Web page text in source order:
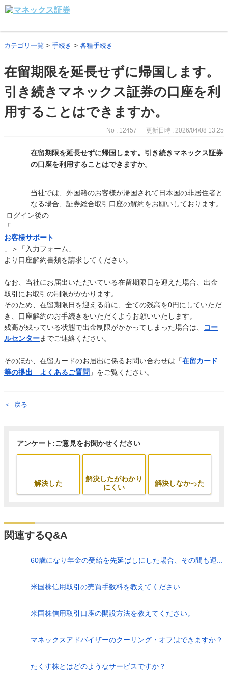
カテゴリ一覧 > 手続き > 各種手続き
在留期限を延長せずに帰国します。
引き続きマネックス証券の口座を利
用することはできますか。
No : 12457 更新日時 : 2026/04/08 13:25
在留期限を延長せずに帰国します。引き続きマネックス証券
の口座を利用することはできますか。
当社では、外国籍のお客様が帰国されて日本国の非居住者と
なる場合、証券総合取引口座の解約をお願いしております。
ログイン後の
「
お客様サポート
」＞「入力フォーム」
より口座解約書類を請求してください。
なお、当社にお届出いただいている在留期限日を迎えた場合、出金
取引にお取引の制限がかかります。
そのため、在留期限日を迎える前に、全ての残高を0円にしていただ
き、口座解約のお手続きをいただくようお願いいたします。
残高が残っている状態で出金制限がかかってしまった場合は、
コー
ルセンターまでご連絡ください。
そのほか、在留カードのお届出に係るお問い合わせは「在留カード
等の提出 よくあるご質問 」をご覧ください。
戻る
アンケート:ご意見をお聞かせください
解決した
解決したがわかり
にくい
解決しなかった
関連するQ&A
60歳になり年金の受給を先延ばしにした場合、その間も運...
米国株信用取引の売買手数料を教えてください
米国株信用取引口座の開設方法を教えてください。
マネックスアドバイザーのクーリング・オフはできますか？
たくす株とはどのようなサービスですか？